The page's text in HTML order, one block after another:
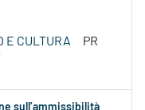
E CULTURA
PR